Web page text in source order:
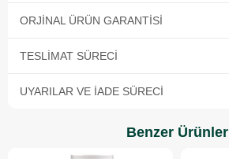
ORJINAL ÜRÜN GARANTISI
TESLIMAT SÜRECI
UYARILAR VE İADE SÜRECI
Benzer Ürünler